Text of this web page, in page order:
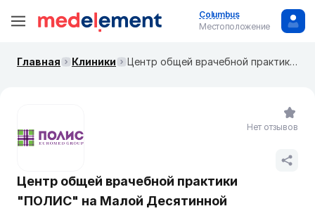
Columbus
Местоположение
Главная Клиники Центр общей врачебной практики "ПОЛИС" на Малой Десятинной
Центр общей врачебной практики
"ПОЛИС" на Малой Десятинной
Нет отзывов